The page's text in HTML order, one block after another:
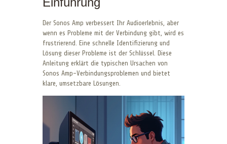
Der Sonos Amp verbessert Ihr Audioerlebnis, aber
wenn es Probleme mit der Verbindung gibt, wird es
frustrierend. Eine schnelle Identifizierung und
Lösung dieser Probleme ist der Schlüssel. Diese
Anleitung erklärt die typischen Ursachen von
Sonos Amp-Verbindungsproblemen und bietet
klare, umsetzbare Lösungen.